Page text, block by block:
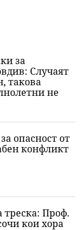
за
Случаят
такова
не
опасност от
конфликт
треска: Проф.
кои хора